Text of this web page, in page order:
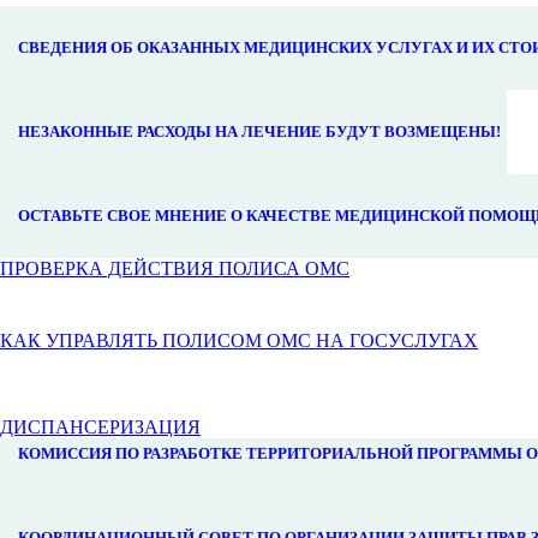
СВЕДЕНИЯ ОБ ОКАЗАННЫХ МЕДИЦИНСКИХ УСЛУГАХ И ИХ
НЕЗАКОННЫЕ РАСХОДЫ НА ЛЕЧЕНИЕ БУДУТ ВОЗМЕЩЕНЫ!
ОСТАВЬТЕ СВОЕ МНЕНИЕ О КАЧЕСТВЕ МЕДИЦИНСКОЙ
ПРОВЕРКА ДЕЙСТВИЯ ПОЛИСА ОМС
КАК УПРАВЛЯТЬ ПОЛИСОМ ОМС НА ГОСУСЛУГАХ
ДИСПАНСЕРИЗАЦИЯ
КОМИССИЯ ПО РАЗРАБОТКЕ ТЕРРИТОРИАЛЬНОЙ ПРОГРАММЫ